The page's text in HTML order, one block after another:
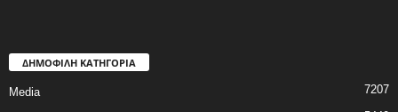
ΔΗΜΟΦΙΛΗ ΚΑΤΗΓΟΡΙΑ
Media 7207